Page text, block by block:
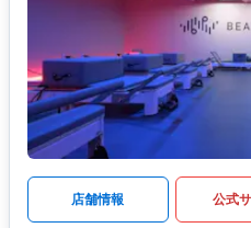
店舗情報 公式